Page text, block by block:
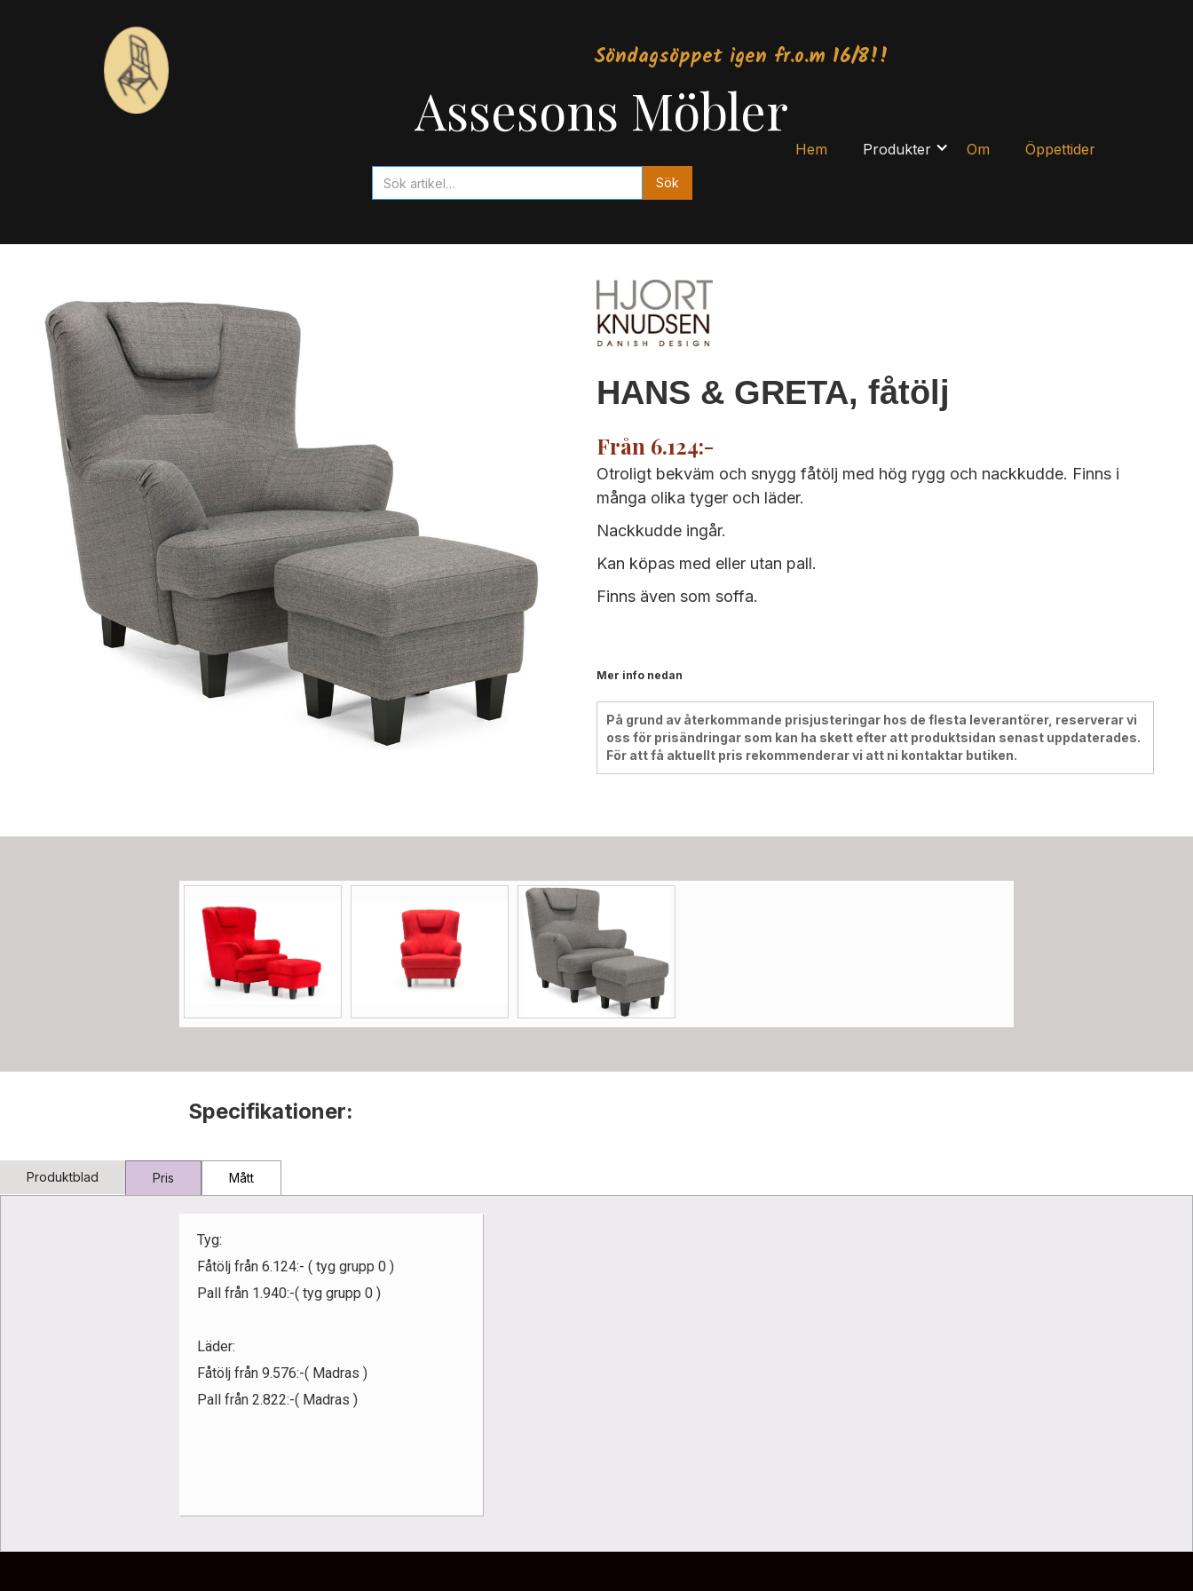
Söndagsöppet igen fr.o.m 16/8!!
Assesons Möbler
Hem Produkter Om Öppettider
HANS & GRETA, fåtölj
Från 6.124:-
Otroligt bekväm och snygg fåtölj med hög rygg och nackkudde. Finns i
många olika tyger och läder.
Nackkudde ingår.
Kan köpas med eller utan pall.
Finns även som soffa.
Mer info nedan
På grund av återkommande prisjusteringar hos de flesta leverantörer, reserverar vi
oss för prisändringar som kan ha skett efter att produktsidan senast uppdaterades.
För att få aktuellt pris rekommenderar vi att ni kontaktar butiken.
Specifikationer:
Produktblad Pris Mått
Tyg:
Fåtölj från 6.124:- ( tyg grupp 0 )
Pall från 1.940:-( tyg grupp 0 )
Läder:
Fåtölj från 9.576:-( Madras )
Pall från 2.822:-( Madras )